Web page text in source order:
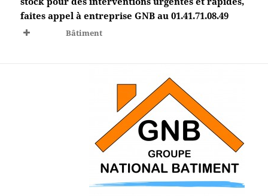
faites appel à entreprise GNB au 01.41.71.08.49
Bâtiment